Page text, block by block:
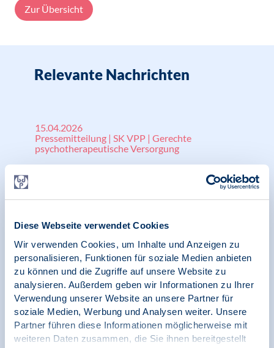
Diese Webseite verwendet Cookies
Wir verwenden Cookies, um Inhalte und Anzeigen zu
personalisieren, Funktionen für soziale Medien anbieten
zu können und die Zugriffe auf unsere Website zu
analysieren. Außerdem geben wir Informationen zu Ihrer
Verwendung unserer Website an unsere Partner für
soziale Medien, Werbung und Analysen weiter. Unsere
Partner führen diese Informationen möglicherweise mit
weiteren Daten zusammen, die Sie ihnen bereitgestellt
Zur Übersicht
Relevante Nachrichten
15.04.2026
Pressemitteilung | SK VPP | Gerechte
psychotherapeutische Versorgung
Versorgung
28.07.2025
Pressemitteilung | Psychotherapie-Ausbildung |
Ambulante Versorgung
Vorschläge des GKV-Spitzenverbandes gehen
an Realität der Versorgungssituation in
Deutschland vorbei